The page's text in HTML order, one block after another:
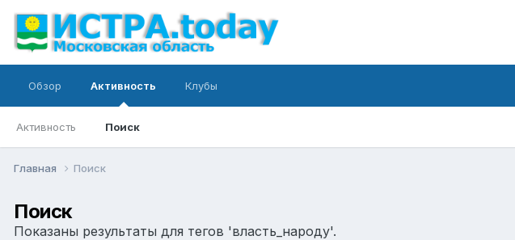
Обзор Активность
Активность Поиск
Клубы
Главная Поиск
Поиск
Показаны результаты для тегов 'власть_народу'.